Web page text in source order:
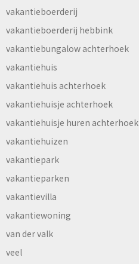
vakantieboerderij
vakantieboerderij hebbink
vakantiebungalow achterhoek
vakantiehuis
vakantiehuis achterhoek
vakantiehuisje achterhoek
vakantiehuisje huren achterhoek
vakantiehuizen
vakantiepark
vakantieparken
vakantievilla
vakantiewoning
van der valk
veel